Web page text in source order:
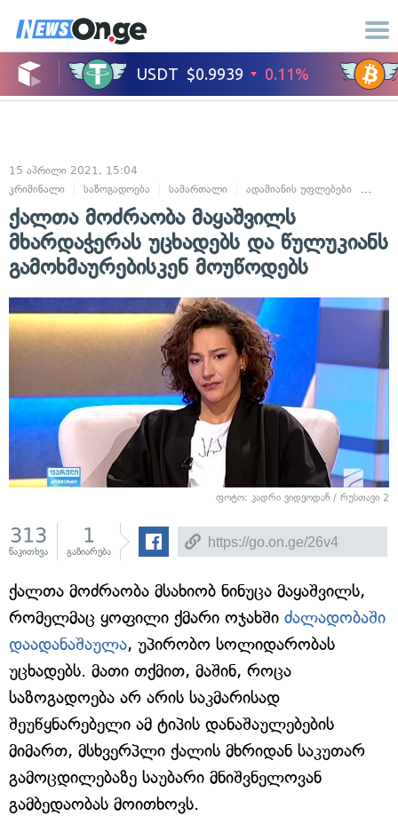
15 აპრილი 2021, 15:04
კრიმინალი
საზოგადოება სამართალი ადამიანის უფლებები
ქალთა მოძრაობა მაყაშვილს
მხარდაჭერას უცხადებს და წულუკიანს
გამოხმაურებისკენ მოუწოდებს
ფოტო: კადრი ვიდეოდან / რუსთავი 2
313
წაკითხვა
1
გაზიარება
ქალთა მოძრაობა მსახიობ ნინუცა მაყაშვილს,
რომელმაც ყოფილი ქმარი ოჯახში ძალადობაში
დაადანაშაულა, უპირობო სოლიდარობას
უცხადებს. მათი თქმით, მაშინ, როცა
საზოგადოება არ არის საკმარისად
შეუწყნარებელი ამ ტიპის დანაშაულებების
მიმართ, მსხვერპლი ქალის მხრიდან საკუთარ
გამოცდილებაზე საუბარი მნიშვნელოვან
გამბედაობას მოითხოვს.